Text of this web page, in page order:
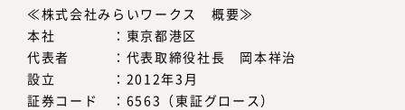
≪株式会社みらいワークス 概要≫
本社 ：東京都港区
代表者 ：代表取締役社長 岡本祥治
設立 ：2012年3月
証券コード ：6563（東証グロース）